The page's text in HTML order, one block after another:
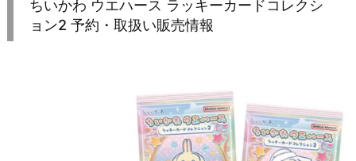
ちいかわ ウエハース ラッキーカードコレクシ
ョン2 予約・取扱い販売情報